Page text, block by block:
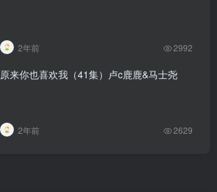
2年前 2992
原来你也喜欢我（41集）卢c鹿鹿&马士尧
2年前 2629